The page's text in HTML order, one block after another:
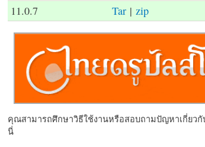
11.0.7 Tar| zip
คุณสามารถศึกษาวิธีใช้งานหรือสอบถามปัญหาเกี่ยวกั
นี่